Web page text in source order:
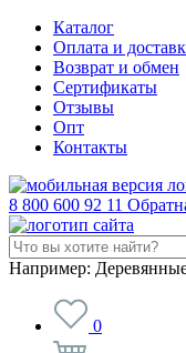
Каталог
Оплата и
Возврат и обмен
Сертификаты
Отзывы
Опт
Контакты
8 800 600 92 11
Например:
0